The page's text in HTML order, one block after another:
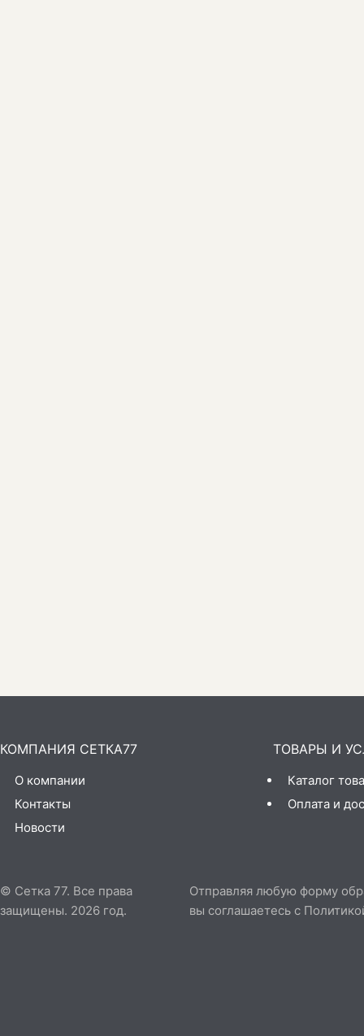
КОМПАНИЯ СЕТКА77
О компании
Контакты
Новости
ТОВАРЫ И
Каталог
Оплата и
© Сетка 77. Все права
защищены. 2026 год.
Отправляя любую форму
вы соглашаетесь с